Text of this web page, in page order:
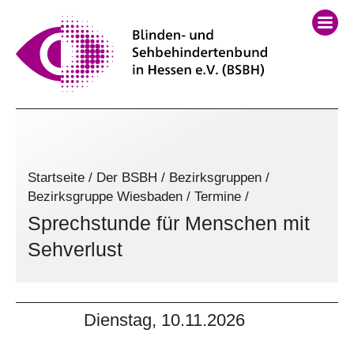
Startseite / Der BSBH / Bezirksgruppen /
Bezirksgruppe Wiesbaden / Termine /
Sprechstunde für Menschen mit
Sehverlust
Dienstag, 10.11.2026